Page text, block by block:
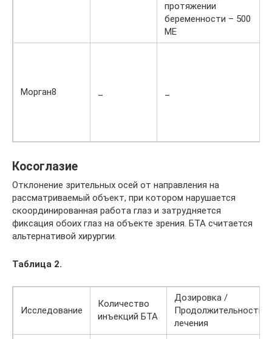
протяжении
беременности – 500
МЕ
Морган8
Косоглазие
Отклонение зрительных осей от направления на
рассматриваемый объект, при котором нарушается
скоординированная работа глаз и затрудняется
фиксация обоих глаз на объекте зрения. БТА считается
альтернативой хирургии.
Таблица 2.
Исследование
Количество
инъекций БТА
Дозировка /
Продолжительность
лечения